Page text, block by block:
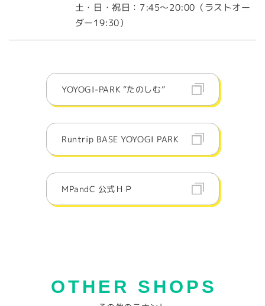
土・日・祝日：7:45～20:00（ラストオー
ダー19:30）
YOYOGI-PARK “たのしむ”
Runtrip BASE YOYOGI PARK
MPandC 公式ＨＰ
OTHER SHOPS